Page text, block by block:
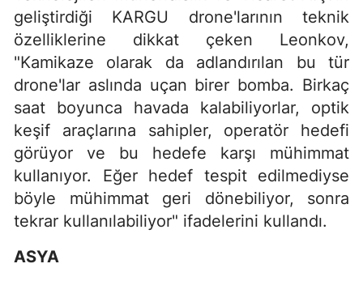
geliştirdiği KARGU drone'larının teknik
özelliklerine dikkat çeken Leonkov,
"Kamikaze olarak da adlandırılan bu tür
drone'lar aslında uçan birer bomba. Birkaç
saat boyunca havada kalabiliyorlar, optik
keşif araçlarına sahipler, operatör hedefi
görüyor ve bu hedefe karşı mühimmat
kullanıyor. Eğer hedef tespit edilmediyse
böyle mühimmat geri dönebiliyor, sonra
tekrar kullanılabiliyor" ifadelerini kullandı.
ASYA